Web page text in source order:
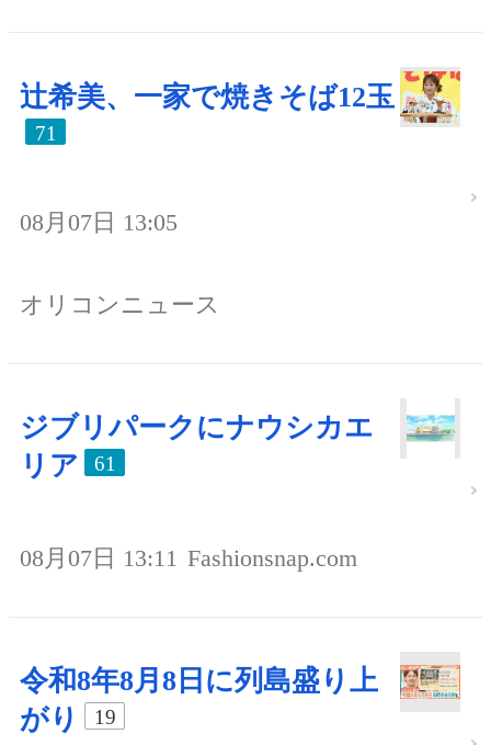
辻希美、一家で焼きそば12玉
71
08月07日 13:05
オリコンニュース
ジブリパークにナウシカエ
リア
61
08月07日 13:11 Fashionsnap.com
令和8年8月8日に列島盛り上
がり
19